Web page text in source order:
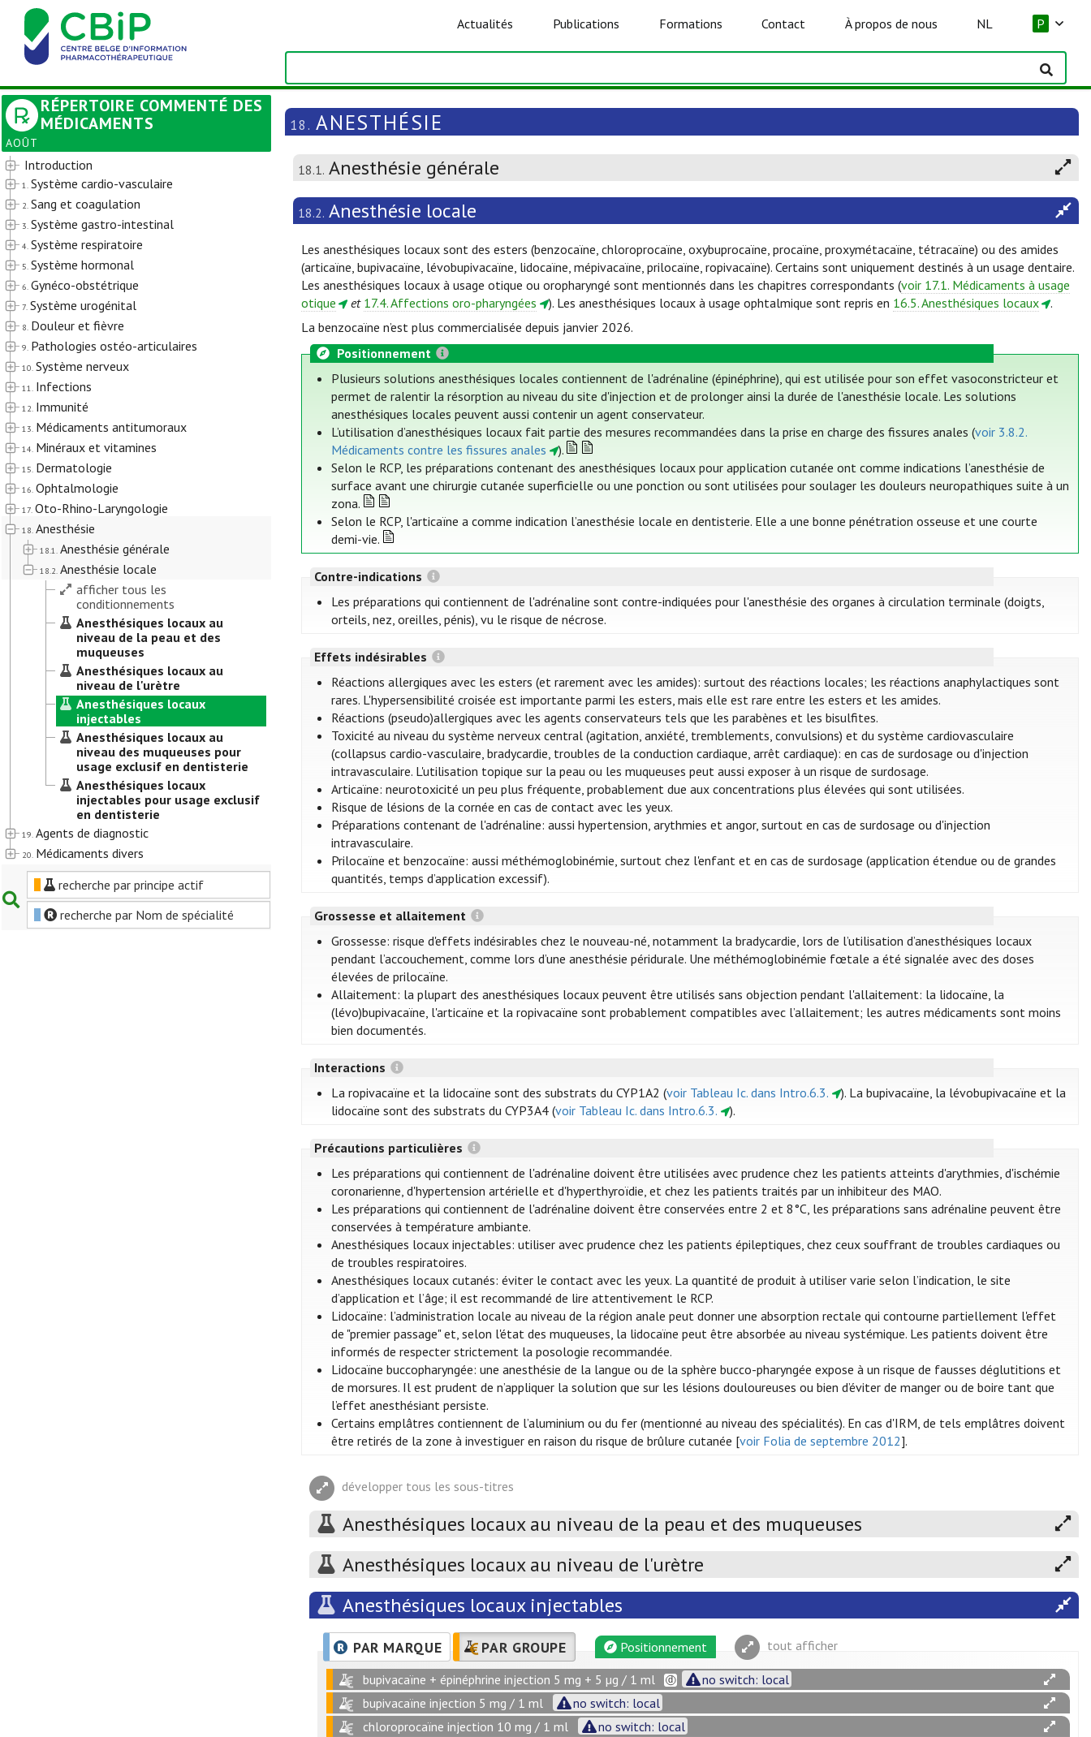
Actualités Publications Formations Contact À propos de nous NL P
RÉPERTOIRE COMMENTÉ DES
MÉDICAMENTS
AOÛT
Introduction
1. Système cardio-vasculaire
2. Sang et coagulation
3. Système gastro-intestinal
4. Système respiratoire
5. Système hormonal
6. Gynéco-obstétrique
7. Système urogénital
8. Douleur et fièvre
9. Pathologies ostéo-articulaires
10. Système nerveux
11. Infections
12. Immunité
13. Médicaments antitumoraux
14. Minéraux et vitamines
15. Dermatologie
16. Ophtalmologie
17. Oto-Rhino-Laryngologie
18. Anesthésie
18.1. Anesthésie générale
18.2. Anesthésie locale
afficher tous les
conditionnements
Anesthésiques locaux au
niveau de la peau et des
muqueuses
Anesthésiques locaux au
niveau de l'urètre
Anesthésiques locaux
injectables
Anesthésiques locaux au
niveau des muqueuses pour
usage exclusif en dentisterie
Anesthésiques locaux
injectables pour usage exclusif
en dentisterie
19. Agents de diagnostic
20. Médicaments divers
recherche par principe actif
recherche par Nom de spécialité
18. ANESTHÉSIE
18.1. Anesthésie générale
18.2. Anesthésie locale
Les anesthésiques locaux sont des esters (benzocaïne, chloroprocaïne, oxybuprocaïne, procaïne, proxymétacaïne, tétracaïne) ou des amides
(articaïne, bupivacaïne, lévobupivacaïne, lidocaïne, mépivacaïne, prilocaïne, ropivacaïne). Certains sont uniquement destinés à un usage dentaire.
Les anesthésiques locaux à usage otique ou oropharyngé sont mentionnés dans les chapitres correspondants (voir 17.1. Médicaments à usage
otique
et 17.4. Affections oro-pharyngées ). Les anesthésiques locaux à usage ophtalmique sont repris en 16.5. Anesthésiques locaux
.
La benzocaïne n’est plus commercialisée depuis janvier 2026.
Positionnement
Plusieurs solutions anesthésiques locales contiennent de l'adrénaline (épinéphrine), qui est utilisée pour son effet vasoconstricteur et
permet de ralentir la résorption au niveau du site d'injection et de prolonger ainsi la durée de l'anesthésie locale. Les solutions
anesthésiques locales peuvent aussi contenir un agent conservateur.
L’utilisation d’anesthésiques locaux fait partie des mesures recommandées dans la prise en charge des fissures anales (voir 3.8.2.
Médicaments contre les fissures anales
).
Selon le RCP, les préparations contenant des anesthésiques locaux pour application cutanée ont comme indications l’anesthésie de
surface avant une chirurgie cutanée superficielle ou une ponction ou sont utilisées pour soulager les douleurs neuropathiques suite à un
zona.
Selon le RCP, l'articaïne a comme indication l’anesthésie locale en dentisterie. Elle a une bonne pénétration osseuse et une courte
demi-vie.
Contre-indications
Les préparations qui contiennent de l'adrénaline sont contre-indiquées pour l'anesthésie des organes à circulation terminale (doigts,
orteils, nez, oreilles, pénis), vu le risque de nécrose.
Effets indésirables
Réactions allergiques avec les esters (et rarement avec les amides): surtout des réactions locales; les réactions anaphylactiques sont
rares. L'hypersensibilité croisée est importante parmi les esters, mais elle est rare entre les esters et les amides.
Réactions (pseudo)allergiques avec les agents conservateurs tels que les parabènes et les bisulfites.
Toxicité au niveau du système nerveux central (agitation, anxiété, tremblements, convulsions) et du système cardiovasculaire
(collapsus cardio-vasculaire, bradycardie, troubles de la conduction cardiaque, arrêt cardiaque): en cas de surdosage ou d'injection
intravasculaire. L'utilisation topique sur la peau ou les muqueuses peut aussi exposer à un risque de surdosage.
Articaïne: neurotoxicité un peu plus fréquente, probablement due aux concentrations plus élevées qui sont utilisées.
Risque de lésions de la cornée en cas de contact avec les yeux.
Préparations contenant de l'adrénaline: aussi hypertension, arythmies et angor, surtout en cas de surdosage ou d'injection
intravasculaire.
Prilocaïne et benzocaïne: aussi méthémoglobinémie, surtout chez l'enfant et en cas de surdosage (application étendue ou de grandes
quantités, temps d’application excessif).
Grossesse et allaitement
Grossesse: risque d'effets indésirables chez le nouveau-né, notamment la bradycardie, lors de l’utilisation d’anesthésiques locaux
pendant l’accouchement, comme lors d’une anesthésie péridurale. Une méthémoglobinémie fœtale a été signalée avec des doses
élevées de prilocaïne.
Allaitement: la plupart des anesthésiques locaux peuvent être utilisés sans objection pendant l'allaitement: la lidocaïne, la
(lévo)bupivacaïne, l'articaïne et la ropivacaïne sont probablement compatibles avec l’allaitement; les autres médicaments sont moins
bien documentés.
Interactions
La ropivacaïne et la lidocaïne sont des substrats du CYP1A2 (voir Tableau Ic. dans Intro.6.3.
). La bupivacaïne, la lévobupivacaïne et la
lidocaïne sont des substrats du CYP3A4 (voir Tableau Ic. dans Intro.6.3. ).
Précautions particulières
Les préparations qui contiennent de l'adrénaline doivent être utilisées avec prudence chez les patients atteints d'arythmies, d'ischémie
coronarienne, d'hypertension artérielle et d'hyperthyroïdie, et chez les patients traités par un inhibiteur des MAO.
Les préparations qui contiennent de l'adrénaline doivent être conservées entre 2 et 8°C, les préparations sans adrénaline peuvent être
conservées à température ambiante.
Anesthésiques locaux injectables: utiliser avec prudence chez les patients épileptiques, chez ceux souffrant de troubles cardiaques ou
de troubles respiratoires.
Anesthésiques locaux cutanés: éviter le contact avec les yeux. La quantité de produit à utiliser varie selon l’indication, le site
d’application et l’âge; il est recommandé de lire attentivement le RCP.
Lidocaïne: l’administration locale au niveau de la région anale peut donner une absorption rectale qui contourne partiellement l'effet
de "premier passage" et, selon l'état des muqueuses, la lidocaïne peut être absorbée au niveau systémique. Les patients doivent être
informés de respecter strictement la posologie recommandée.
Lidocaïne buccopharyngée: une anesthésie de la langue ou de la sphère bucco-pharyngée expose à un risque de fausses déglutitions et
de morsures. Il est prudent de n’appliquer la solution que sur les lésions douloureuses ou bien d’éviter de manger ou de boire tant que
l’effet anesthésiant persiste.
Certains emplâtres contiennent de l’aluminium ou du fer (mentionné au niveau des spécialités). En cas d'IRM, de tels emplâtres doivent
être retirés de la zone à investiguer en raison du risque de brûlure cutanée [voir Folia de septembre 2012].
développer tous les sous-titres
Anesthésiques locaux au niveau de la peau et des muqueuses
Anesthésiques locaux au niveau de l'urètre
Anesthésiques locaux injectables
PAR MARQUE PAR GROUPE Positionnement tout afficher
bupivacaïne + épinéphrine injection 5 mg + 5 µg / 1 ml
no switch: local
bupivacaïne injection 5 mg / 1 ml
no switch: local
chloroprocaïne injection 10 mg / 1 ml
no switch: local